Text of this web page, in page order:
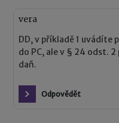
vera
DD, v příkladě 1
do PC, ale v § 24 odst.
daň.
Odpovědět